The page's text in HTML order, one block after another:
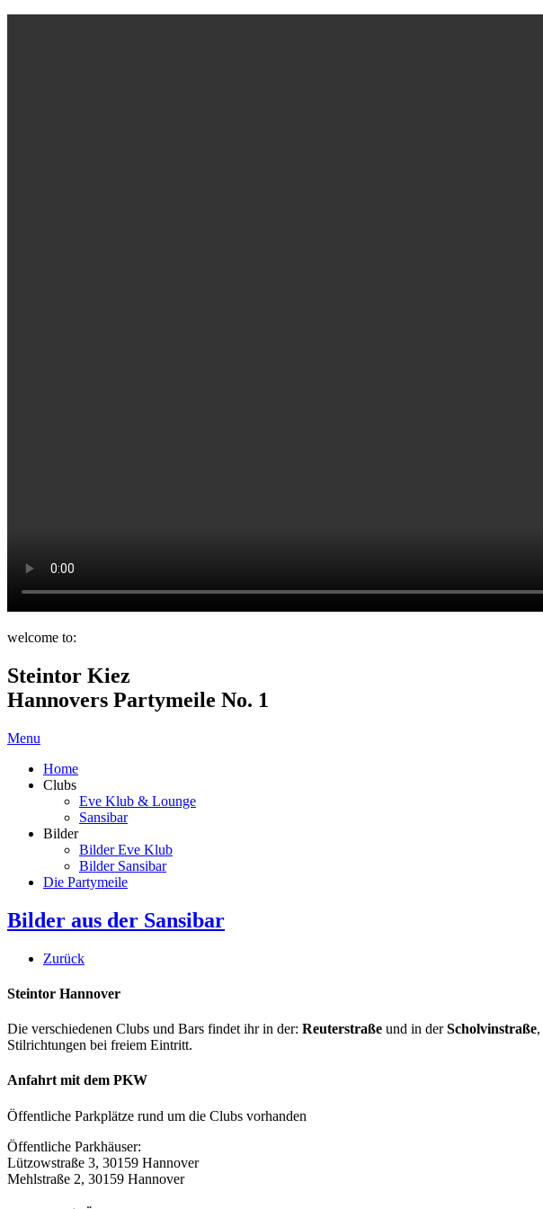
welcome to:
Steintor Kiez
Hannovers Partymeile No. 1
Menu
Home
Clubs
Eve Klub & Lounge
Sansibar
Bilder
Bilder Eve Klub
Bilder Sansibar
Die Partymeile
Bilder aus der Sansibar
Zurück
Steintor Hannover
Die verschiedenen Clubs und Bars findet ihr in der: Reuterstraße und in derScholvinstraße,
Stilrichtungen bei freiem Eintritt.
Anfahrt mit dem PKW
Öffentliche Parkplätze rund um die Clubs vorhanden
Öffentliche Parkhäuser:
Lützowstraße 3, 30159 Hannover
Mehlstraße 2, 30159 Hannover